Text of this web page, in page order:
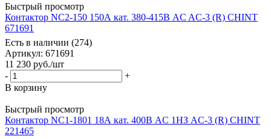
Быстрый просмотр
Контактор NC2-150 150А кат. 380-415В AC AC-3 (R) CHINT
671691
Есть в наличии (274)
Артикул: 671691
11 230 руб./шт
-
+
В корзину
Быстрый просмотр
Контактор NC1-1801 18А кат. 400В AC 1НЗ AC-3 (R) CHINT
221465